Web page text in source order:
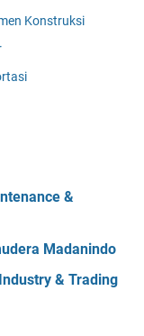
Konstruksi
&
Madanindo
& Trading